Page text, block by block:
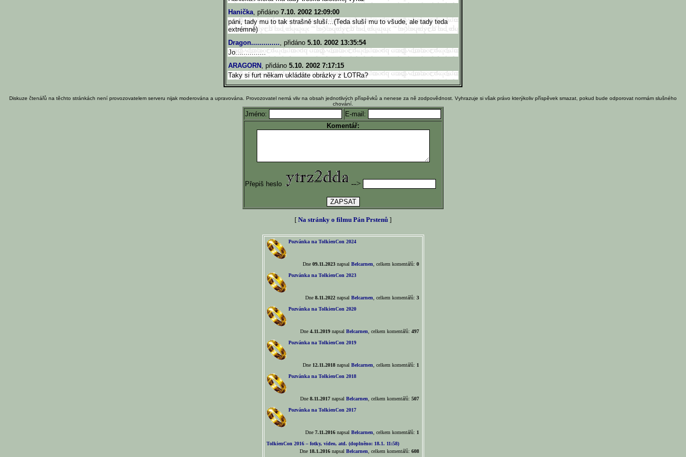
Hanička, přidáno 7.10. 2002 12:09:00
páni, tady mu to tak strašně sluší...(Teda sluší mu to všude, ale tady teda
extrémně)
Dragon.............., přidáno 5.10. 2002 13:35:54
Jo...............
ARAGORN , přidáno 5.10. 2002 7:17:15
Taky si furt někam ukládáte obrázky z LOTRa?
Diskuze čtenářů na těchto stránkách není provozovatelem serveru nijak moderována a upravována. Provozovatel nemá vliv na obsah jednotlivých příspěvků a nenese za ně zodpovědnost. Vyhrazuje si však právo kterýkoliv příspěvek smazat, pokud bude odporovat normám slušného
chování.
Jméno:
E-mail:
Komentář:
Přepiš heslo -->
[ Na stránky o filmu Pán Prstenů ]
Pozvánka na TolkienCon 2024
Dne 09.11.2023napsal Belcarnen , celkem komentářů: 0
Pozvánka na TolkienCon 2023
Dne 8.11.2022napsal Belcarnen , celkem komentářů: 3
Pozvánka na TolkienCon 2020
Dne 4.11.2019napsal Belcarnen , celkem komentářů: 497
Pozvánka na TolkienCon 2019
Dne 12.11.2018napsal Belcarnen , celkem komentářů: 1
Pozvánka na TolkienCon 2018
Dne 8.11.2017napsal Belcarnen , celkem komentářů: 507
Pozvánka na TolkienCon 2017
Dne 7.11.2016napsal Belcarnen , celkem komentářů: 1
TolkienCon 2016 – fotky, video, atd. (doplněno: 18.1. 11:58)
Dne 18.1.2016napsal Belcarnen , celkem komentářů: 608